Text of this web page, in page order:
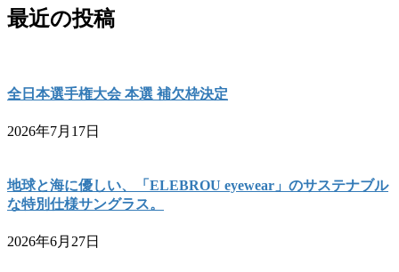
最近の投稿
全日本選手権大会 本選 補欠枠決定
2026年7月17日
地球と海に優しい、「ELEBROU eyewear」のサステナブル
な特別仕様サングラス。
2026年6月27日